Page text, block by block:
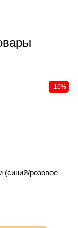
-16%
(синий/розовое